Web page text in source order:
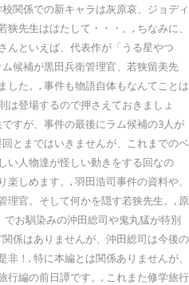
関係での新キャラは灰原哀、ジョディ
先生ははたして・・・。, ちなみに、
んといえば、代表作が「うる星やつ
候補が黒田兵衛管理官、若狭留美先
した。, 事件も物語自体もなんてことは
は登場するので押さえておきましょ
すが、事件の最後にラム候補の3人が
とまではいきませんが、これまでのベ
い人物達が怪しい動きをする回なの
しめます。, 羽田浩司事件の資料や、
理官。そして何かを隠す若狭先生。, 原
お馴染みの沖田総司や鬼丸猛が特別
係はありませんが、沖田総司は今後の
！, 特に本編とは関係ありませんが、
行編の前日譚です。, これまた修学旅行